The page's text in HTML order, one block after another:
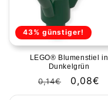
43% günstiger!
LEGO® Blumenstiel in
Dunkelgrün
Normale
prijs
0,14€ 0,08€